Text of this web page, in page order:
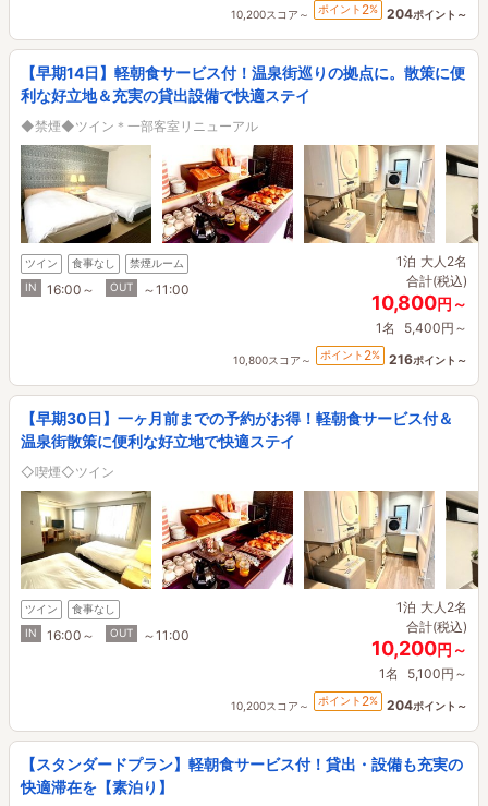
10,200スコア～ ポイント 2% 204ポイント～
【早期14日】軽朝食サービス付！温泉街巡りの拠点に。散策に便
利な好立地＆充実の貸出設備で快適ステイ
◆禁煙◆ツイン＊一部客室リニューアル
ツイン 食事なし
禁煙ルーム
IN
16:00～ OUT ～11:00
1泊 大人2名
合計(税込)
10,800円～
1名 5,400円～
10,800スコア～ ポイント 2% 216ポイント～
【早期30日】一ヶ月前までの予約がお得！軽朝食サービス付＆
温泉街散策に便利な好立地で快適ステイ
◇喫煙◇ツイン
ツイン
食事なし
IN
16:00～ OUT ～11:00
1泊 大人2名
合計(税込)
10,200円～
1名 5,100円～
10,200スコア～ ポイント 2% 204ポイント～
【スタンダードプラン】軽朝食サービス付！貸出・設備も充実の
快適滞在を【素泊り】